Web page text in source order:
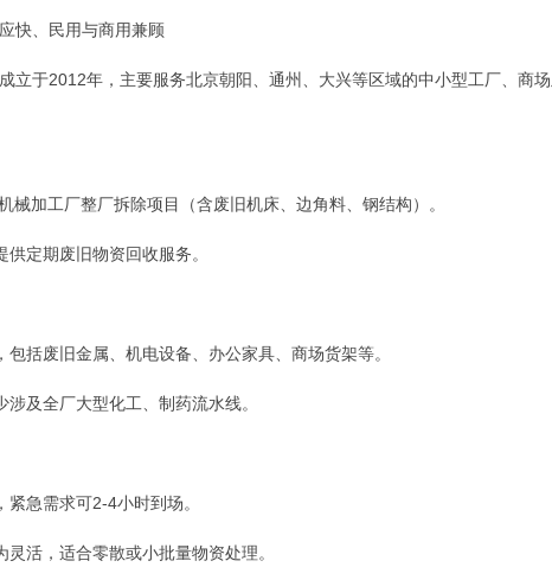
快、民用与商用兼顾
立于2012年，主要服务北京朝阳、通州、大兴等区域的中小型工厂、商
械加工厂整厂拆除项目（含废旧机床、边角料、钢结构）。
定期废旧物资回收服务。
括废旧金属、机电设备、办公家具、商场货架等。
及全厂大型化工、制药流水线。
急需求可2-4小时到场。
活，适合零散或小批量物资处理。